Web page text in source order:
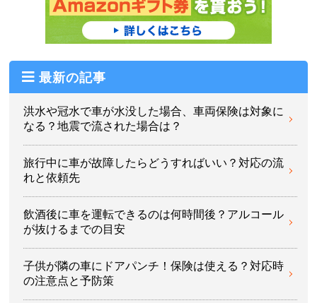
最新の記事
洪水や冠水で車が水没した場合、車両保険は対象に
なる？地震で流された場合は？
旅行中に車が故障したらどうすればいい？対応の流
れと依頼先
飲酒後に車を運転できるのは何時間後？アルコール
が抜けるまでの目安
子供が隣の車にドアパンチ！保険は使える？対応時
の注意点と予防策